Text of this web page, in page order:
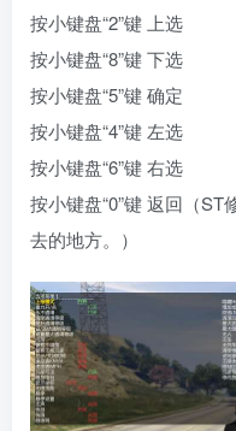
按小键盘“2”键 上选
按小键盘“8”键 下选
按小键盘“5”键 确定
按小键盘“4”键 左选
按小键盘“6”键 右选
按小键盘“0”键 返回（
去的地方。）